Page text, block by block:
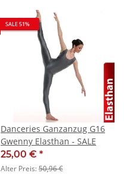
SALE 51%
Danceries Ganzanzug G16
Gwenny Elasthan - SALE
25,00 € *
Alter Preis:50,96 €